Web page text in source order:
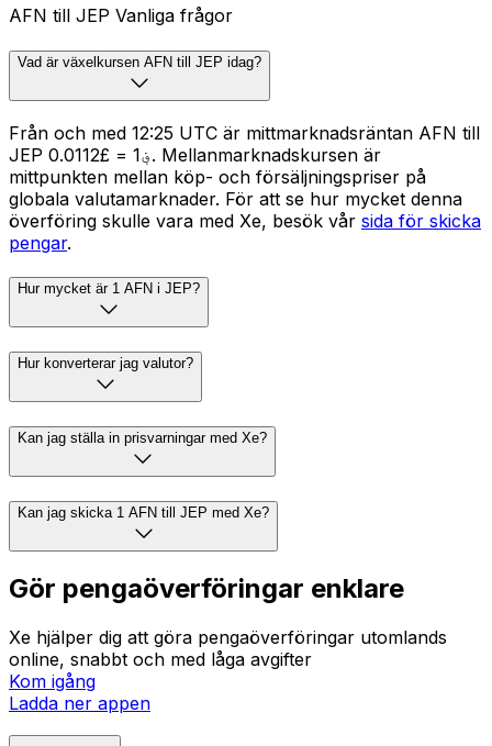
AFN till JEP Vanliga frågor
Vad är växelkursen AFN till JEP idag?
Från och med 12:25 UTC är mittmarknadsräntan AFN till
JEP ؋1 = £0.0112. Mellanmarknadskursen är
mittpunkten mellan köp- och försäljningspriser på
globala valutamarknader. För att se hur mycket denna
överföring skulle vara med Xe, besök vår sida för skicka
pengar.
Hur mycket är 1 AFN i JEP?
Hur konverterar jag valutor?
Kan jag ställa in prisvarningar med Xe?
Kan jag skicka 1 AFN till JEP med Xe?
Gör pengaöverföringar enklare
Xe hjälper dig att göra pengaöverföringar utomlands
online, snabbt och med låga avgifter
Kom igång
Ladda ner appen